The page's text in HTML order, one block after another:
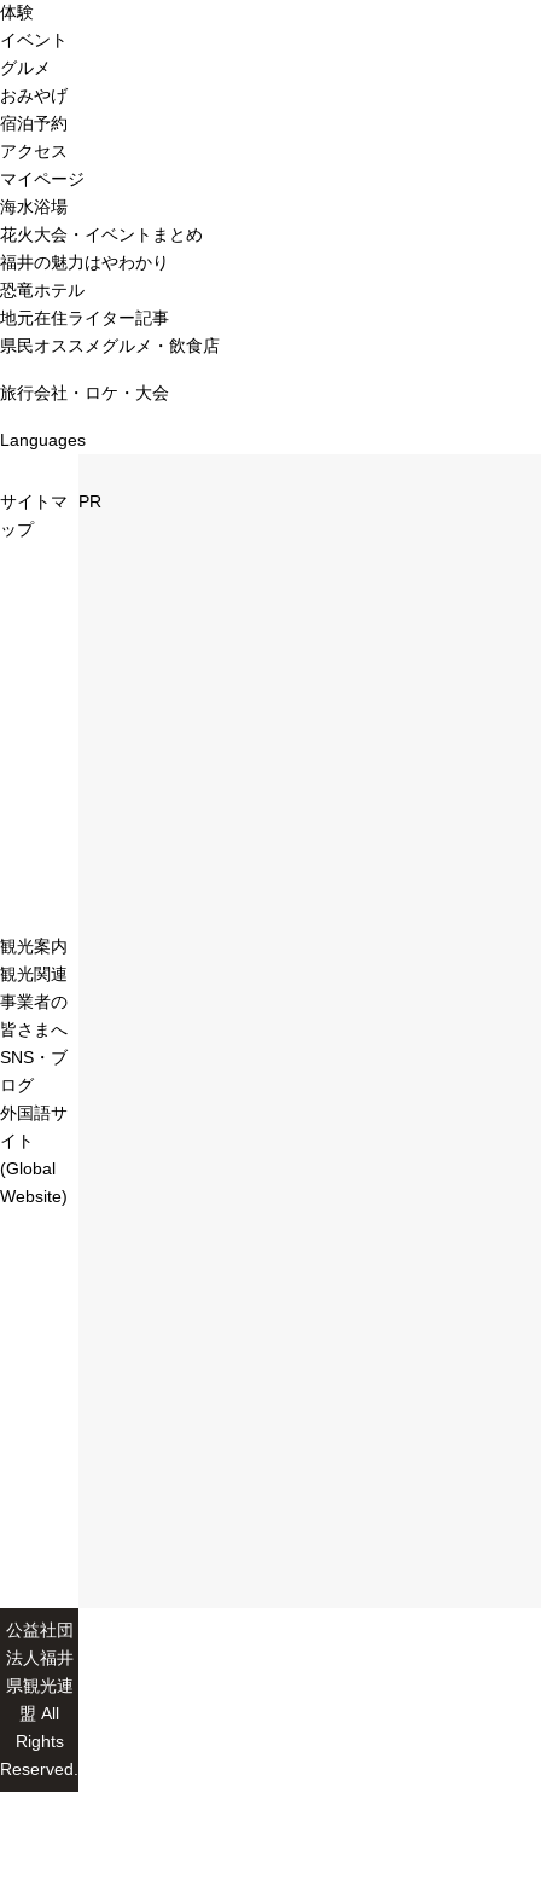
体験
イベント
グルメ
おみやげ
宿泊予約
アクセス
マイページ
海水浴場
花火大会・イベントまとめ
福井の魅力はやわかり
恐竜ホテル
地元在住ライター記事
県民オススメグルメ・飲食店
旅行会社・ロケ・大会
Languages
サイトマ
ップ
観光案内
観光関連
事業者の
皆さまへ
SNS・ブ
ログ
外国語サ
イト
(Global
Website)
PR
公益社団
法人福井
県観光連
盟 All
Rights
Reserved.